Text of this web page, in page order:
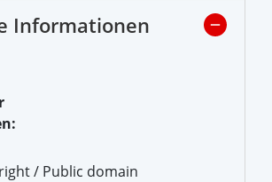
Informationen
/ Public domain